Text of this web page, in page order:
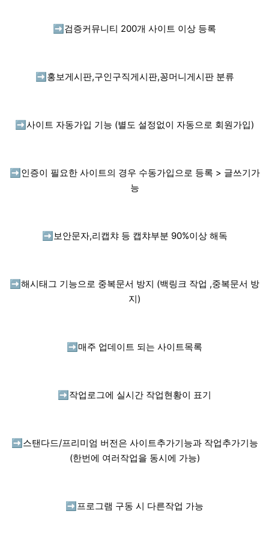
➡️ 검증커뮤니티 200개 사이트 이상 등록
➡️ 홍보게시판,구인구직게시판,꽁머니게시판 분류
➡️ 사이트 자동가입 기능 (별도 설정없이 자동으로 회원가입)
➡️ 인증이 필요한 사이트의 경우 수동가입으로 등록 > 글쓰기가
능
➡️ 보안문자,리캡챠 등 캡챠부분 90%이상 해독
➡️ 해시태그 기능으로 중복문서 방지 (백링크 작업 ,중복문서 방
지)
➡️ 매주 업데이트 되는 사이트목록
➡️ 작업로그에 실시간 작업현황이 표기
➡️ 스탠다드/프리미엄 버전은 사이트추가기능과 작업추가기능
(한번에 여러작업을 동시에 가능)
➡️ 프로그램 구동 시 다른작업 가능